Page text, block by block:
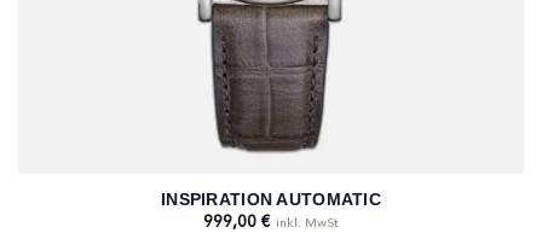
INSPIRATION AUTOMATIC
999,00 € inkl. MwSt